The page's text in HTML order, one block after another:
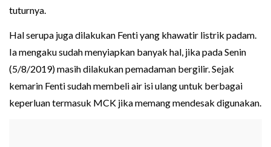
tuturnya.
Hal serupa juga dilakukan Fenti yang khawatir listrik padam.
Ia mengaku sudah menyiapkan banyak hal, jika pada Senin
(5/8/2019) masih dilakukan pemadaman bergilir. Sejak
kemarin Fenti sudah membeli air isi ulang untuk berbagai
keperluan termasuk MCK jika memang mendesak digunakan.